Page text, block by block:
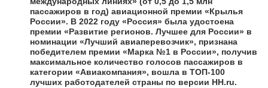
пассажиров в год) авиационной премии «Крылья
России». В 2022 году «Россия» была удостоена
премии «Развитие регионов. Лучшее для России» в
номинации «Лучший авиаперевозчик», признана
победителем премии «Марка №1 в России», получив
максимальное количество голосов пассажиров в
категории «Авиакомпания», вошла в ТОП-100
лучших работодателей страны по версии HH.ru.